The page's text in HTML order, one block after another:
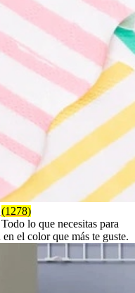
(1278)
lo que necesitas para
el color que más te guste.